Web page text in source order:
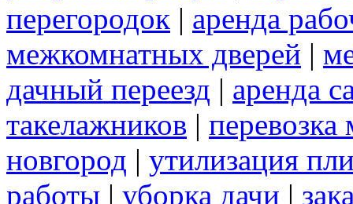
перегородок | аренда
межкомнатных дверей |
дачный переезд | аренда
такелажников |
новгород | утилизация
работы | уборка дачи |